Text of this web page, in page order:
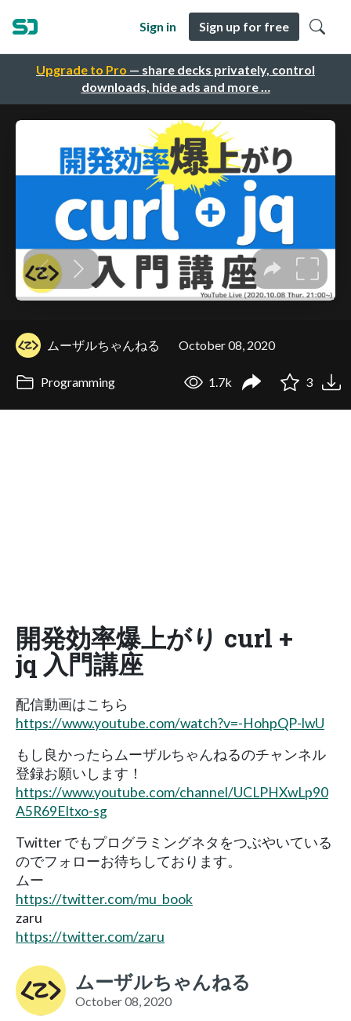
Upgrade to Pro — share decks privately, control
downloads, hide ads and more …
Sign in Sign up for free
ムーザルちゃんねる October 08, 2020
Programming 1.7k 3
開発効率爆上がり curl +
jq 入門講座
配信動画はこちら
https://www.youtube.com/watch?v=-HohpQP-lwU
もし良かったらムーザルちゃんねるのチャンネル
登録お願いします！
https://www.youtube.com/channel/UCLPHXwLp90
A5R69Eltxo-sg
Twitter でもプログラミングネタをつぶやいている
のでフォローお待ちしております。
ムー
https://twitter.com/mu_book
zaru
https://twitter.com/zaru
ムーザルちゃんねる
October 08, 2020